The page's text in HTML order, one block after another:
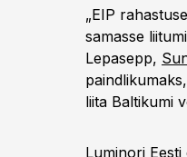
„EIP
samasse
Lepasepp,
liita Baltikumi
Luminori